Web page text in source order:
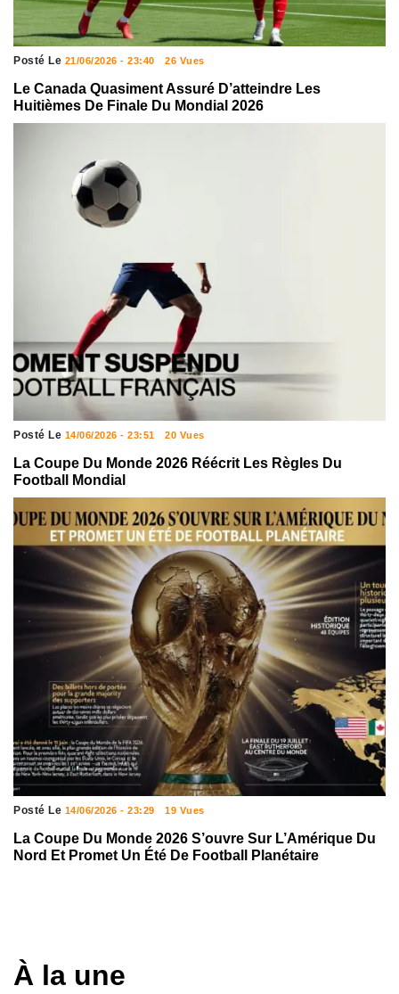
Posté Le 21/06/2026 - 23:40 26 Vues
Le Canada Quasiment Assuré D’atteindre Les
Huitièmes De Finale Du Mondial 2026
Posté Le 14/06/2026 - 23:51 20 Vues
La Coupe Du Monde 2026 Réécrit Les Règles Du
Football Mondial
Posté Le 14/06/2026 - 23:29 19 Vues
La Coupe Du Monde 2026 S’ouvre Sur L’Amérique Du
Nord Et Promet Un Été De Football Planétaire
À la une